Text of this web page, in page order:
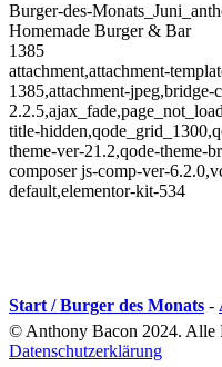
Burger-des-
Homemade Burger & Bar
1385
attachment,attachment-
1385,attachment-jpeg,bridge-
title-
theme-ver-21.2,qode-theme-
composer js-comp-ver-
default,elementor-kit-534
Start / Burger des Monats -
© Anthony Bacon 2024. Alle
Datenschutzerklärung